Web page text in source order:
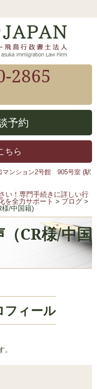
2865
予約
ちら
ンション2号館 905号室 (駅
い！専門手続きに詳しい行
を全力サポート > ブログ >
様/中国籍)
CR様/中国
フィール